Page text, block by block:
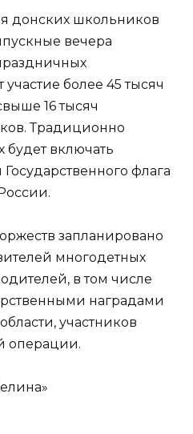
донских школьников
вечера
более 45 тысяч
16 тысяч
Традиционно
включать
флага
запланировано
многодетных
в том числе
наградами
участников
операции.